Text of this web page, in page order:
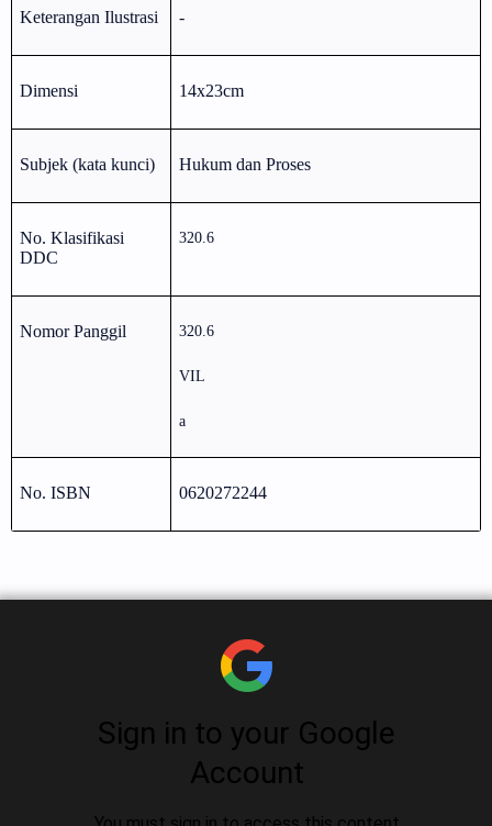
Keterangan Ilustrasi -
Dimensi 14x23cm
Subjek (kata kunci) Hukum dan Proses
No. Klasifikasi
DDC
320.6
Nomor Panggil 320.6
VIL
a
No. ISBN 0620272244